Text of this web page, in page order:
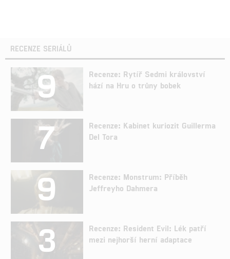
RECENZE SERIÁLŮ
9
Recenze: Rytíř Sedmi království
hází na Hru o trůny bobek
7
Recenze: Kabinet kuriozit Guillerma
Del Tora
9
Recenze: Monstrum: Příběh
Jeffreyho Dahmera
3
Recenze: Resident Evil: Lék patří
mezi nejhorší herní adaptace